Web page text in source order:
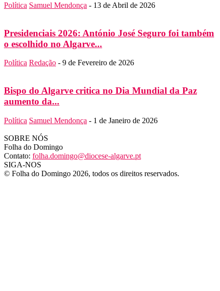
Política Samuel Mendonça - 13 de Abril de 2026
Presidenciais 2026: António José Seguro foi também
o escolhido no Algarve...
Política Redação - 9 de Fevereiro de 2026
Bispo do Algarve critica no Dia Mundial da Paz
aumento da...
Política Samuel Mendonça - 1 de Janeiro de 2026
SOBRE NÓS
Folha do Domingo
Contato: folha.domingo@diocese-algarve.pt
SIGA-NOS
© Folha do Domingo 2026, todos os direitos reservados.